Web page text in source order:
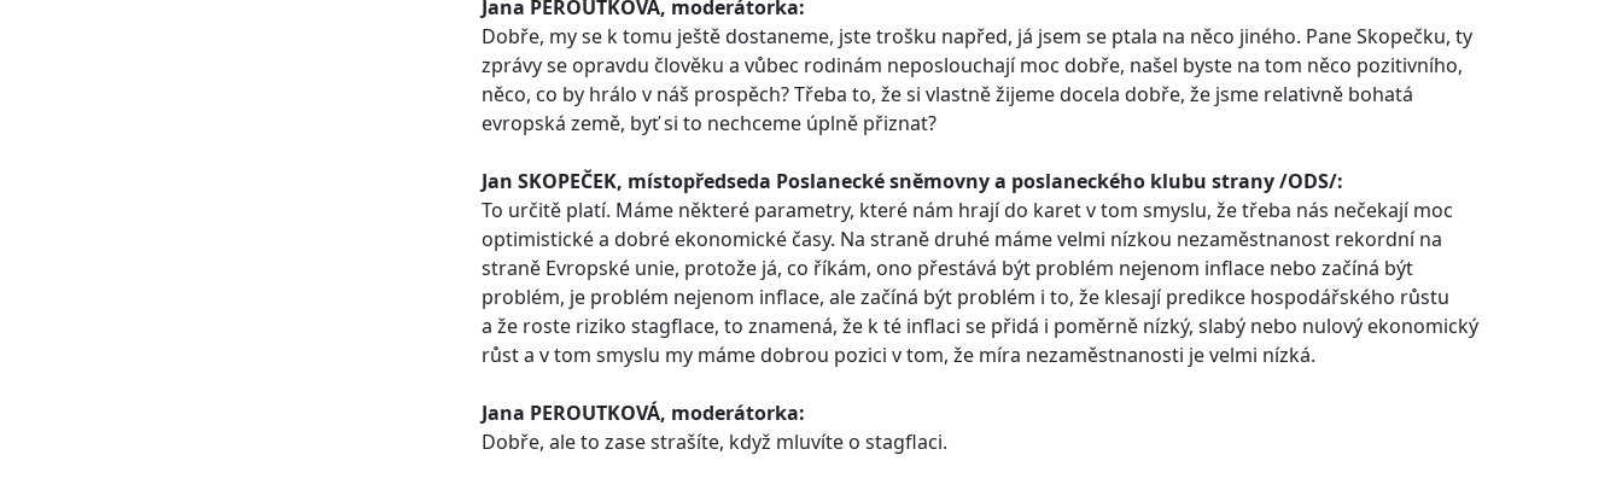
Jana PEROUTKOVÁ, moderátorka:
Dobře, my se k tomu ještě dostaneme, jste trošku napřed, já jsem se ptala na něco jiného. Pane Skopečku, ty
zprávy se opravdu člověku a vůbec rodinám neposlouchají moc dobře, našel byste na tom něco pozitivního,
něco, co by hrálo v náš prospěch? Třeba to, že si vlastně žijeme docela dobře, že jsme relativně bohatá
evropská země, byť si to nechceme úplně přiznat?
Jan SKOPEČEK, místopředseda Poslanecké sněmovny a poslaneckého klubu strany /ODS/:
To určitě platí. Máme některé parametry, které nám hrají do karet v tom smyslu, že třeba nás nečekají moc
optimistické a dobré ekonomické časy. Na straně druhé máme velmi nízkou nezaměstnanost rekordní na
straně Evropské unie, protože já, co říkám, ono přestává být problém nejenom inflace nebo začíná být
problém, je problém nejenom inflace, ale začíná být problém i to, že klesají predikce hospodářského růstu
a že roste riziko stagflace, to znamená, že k té inflaci se přidá i poměrně nízký, slabý nebo nulový ekonomický
růst a v tom smyslu my máme dobrou pozici v tom, že míra nezaměstnanosti je velmi nízká.
Jana PEROUTKOVÁ, moderátorka:
Dobře, ale to zase strašíte, když mluvíte o stagflaci.